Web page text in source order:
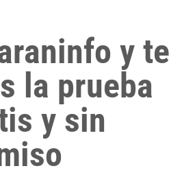
y te
la prueba
y sin